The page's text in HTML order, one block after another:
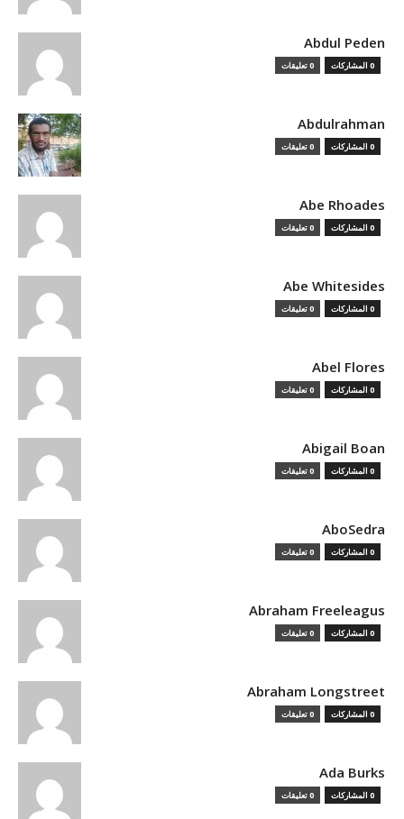
Abdul Peden
0 المشاركات 0 تعليقات
Abdulrahman
0 المشاركات 0 تعليقات
Abe Rhoades
0 المشاركات 0 تعليقات
Abe Whitesides
0 المشاركات 0 تعليقات
Abel Flores
0 المشاركات 0 تعليقات
Abigail Boan
0 المشاركات 0 تعليقات
AboSedra
0 المشاركات 0 تعليقات
Abraham Freeleagus
0 المشاركات 0 تعليقات
Abraham Longstreet
0 المشاركات 0 تعليقات
Ada Burks
0 المشاركات 0 تعليقات